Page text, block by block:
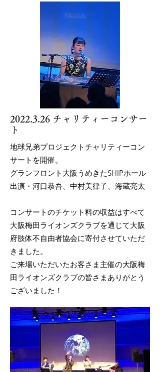
2022.3.26 チャリティーコンサー
ト
地球兄弟プロジェクトチャリティーコン
サートを開催。
グランフロント大阪うめきたSHIPホール
出演・河口恭吾、中村美律子、海蔵亮太
コンサートのチケット料の収益はすべて
大阪梅田ライオンズクラブを通じて大阪
府肢体不自由者協会に寄付させていただ
きました。
ご来場いただいたお客さま主催の大阪梅
田ライオンズクラブの皆さまありがとう
ございました！